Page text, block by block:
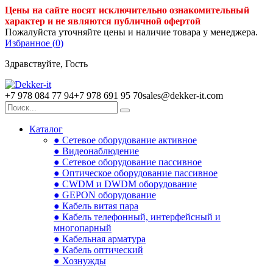
Цены на сайте носят исключительно ознакомительный
характер и не являются публичной офертой
Пожалуйста уточняйте цены и наличие товара у менеджера.
Избранное (0)
Здравствуйте, Гость
+7 978 084 77 94+7 978 691 95 70sales@dekker-it.com
Каталог
● Сетевое оборудование активное
● Видеонаблюдение
● Сетевое оборудование пассивное
● Оптическое оборудование пассивное
● CWDM и DWDM оборудование
● GEPON оборудование
● Кабель витая пара
● Кабель телефонный, интерфейсный и
многопарный
● Кабельная арматура
● Кабель оптический
● Хознужды